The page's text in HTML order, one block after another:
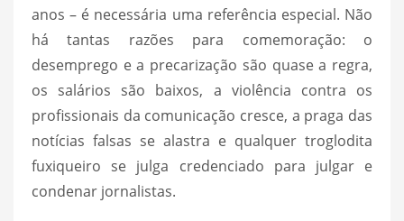
anos – é necessária uma referência especial. Não
há tantas razões para comemoração: o
desemprego e a precarização são quase a regra,
os salários são baixos, a violência contra os
profissionais da comunicação cresce, a praga das
notícias falsas se alastra e qualquer troglodita
fuxiqueiro se julga credenciado para julgar e
condenar jornalistas.